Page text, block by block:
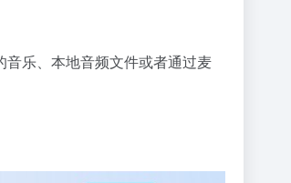
乐、本地音频文件或者通过麦